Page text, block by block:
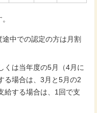
中での認定の方は月割
くは当年度の5月（4月に
る場合は、3月と5月の2
給する場合は、1回で支